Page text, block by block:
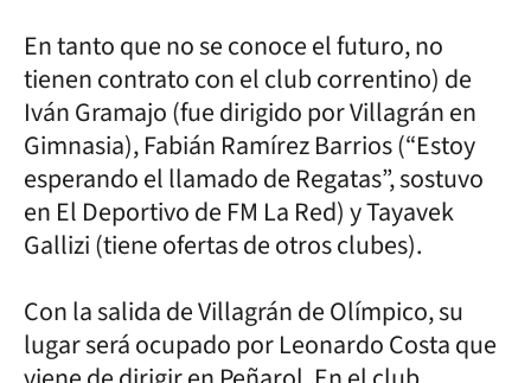
En tanto que no se conoce el futuro, no
tienen contrato con el club correntino) de
Iván Gramajo (fue dirigido por Villagrán en
Gimnasia), Fabián Ramírez Barrios (“Estoy
esperando el llamado de Regatas”, sostuvo
en El Deportivo de FM La Red) y Tayavek
Gallizi (tiene ofertas de otros clubes).
Con la salida de Villagrán de Olímpico, su
lugar será ocupado por Leonardo Costa que